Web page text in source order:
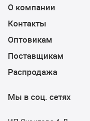
О компании
Контакты
Оптовикам
Поставщикам
Распродажа
Мы в соц. сетях